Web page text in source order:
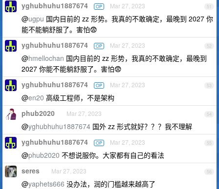
51
yghubhuhu1887674 OP Mar 27, 2023
@ugpu 国内目前的 zz 形势。我真的不敢确定，最晚到 2027 你
能不能躺舒服了。害怕😨
52
yghubhuhu1887674 OP Mar 27, 2023
@hmellochan 国内目前的 zz 形势，我真的不敢确定，最晚到
2027 你能不能躺舒服了。害怕😨
53
yghubhuhu1887674 OP Mar 27, 2023
@en20 高级工程师，不是架构
54
phub2020 Mar 27, 2023
@yghubhuhu1887674 国外 zz 形式就好？？？我不理解
55
yghubhuhu1887674 OP Mar 27, 2023
@phub2020 不想说服你。大家都有自己的看法
56
seres Mar 27, 2023
@yaphets666 没办法，润的门槛越来越高了